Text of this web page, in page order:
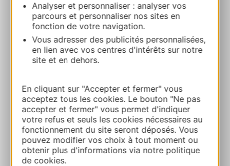
Analyser et personnaliser : analyser vos
parcours et personnaliser nos sites en
fonction de votre navigation.
Vous adresser des publicités personnalisées,
en lien avec vos centres d'intérêts sur notre
site et en dehors.
En cliquant sur "Accepter et fermer" vous
acceptez tous les cookies. Le bouton "Ne pas
accepter et fermer" vous permet d'indiquer
votre refus et seuls les cookies nécessaires au
fonctionnement du site seront déposés. Vous
pouvez modifier vos choix à tout moment ou
obtenir plus d'informations via notre politique
de cookies.
Ruta y acceso
+33762546163
Sitio web
Facebook